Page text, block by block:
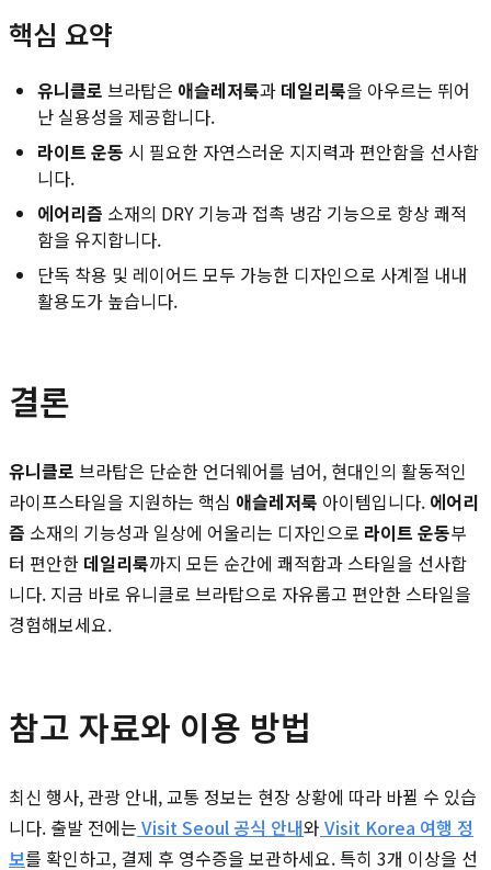
핵심 요약
유니클로 브라탑은 애슬레저룩과 데일리룩을 아우르는 뛰어
난 실용성을 제공합니다.
라이트 운동 시 필요한 자연스러운 지지력과 편안함을 선사합
니다.
에어리즘 소재의 DRY 기능과 접촉 냉감 기능으로 항상 쾌적
함을 유지합니다.
단독 착용 및 레이어드 모두 가능한 디자인으로 사계절 내내
활용도가 높습니다.
결론
유니클로 브라탑은 단순한 언더웨어를 넘어, 현대인의 활동적인
라이프스타일을 지원하는 핵심 애슬레저룩 아이템입니다. 에어리
즘 소재의 기능성과 일상에 어울리는 디자인으로 라이트 운동부
터 편안한 데일리룩까지 모든 순간에 쾌적함과 스타일을 선사합
니다. 지금 바로 유니클로 브라탑으로 자유롭고 편안한 스타일을
경험해보세요.
참고 자료와 이용 방법
최신 행사, 관광 안내, 교통 정보는 현장 상황에 따라 바뀔 수 있습
니다. 출발 전에는 Visit Seoul 공식 안내와 Visit Korea 여행 정
보를 확인하고, 결제 후 영수증을 보관하세요. 특히 3개 이상을 선